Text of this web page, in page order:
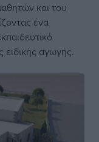
και του
ένα
ειδικής αγωγής.